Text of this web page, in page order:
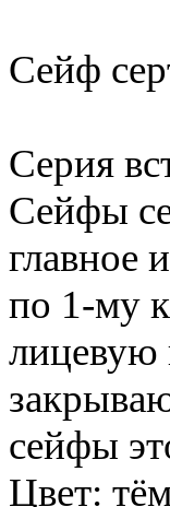
Сейф
Серия
Сейфы
главное
по 1-му
лицевую
сейфы
Цвет: